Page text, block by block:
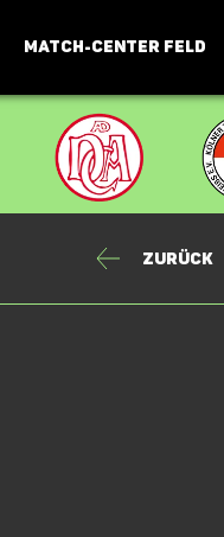
MATCH-CENTER FELD
Zurück